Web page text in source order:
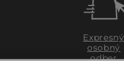
Expresný
osobný
odber